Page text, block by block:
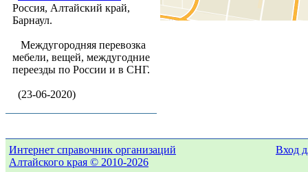
Россия, Алтайский край,
Барнаул.
Междугородняя перевозка
мебели, вещей, междугодние
переезды по России и в СНГ.
(23-06-2020)
Интернет справочник организаций
Алтайского края © 2010-2026
Вход